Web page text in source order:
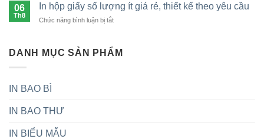
PDF
rẻ,
đẹp
55+
Mẫu
Hước,
06
Th8
In hộp giấy số lượng ít giá rẻ, thiết kế theo yêu cầu
Chức năng bình luận bị tắtở
giấy
DANH MỤC SẢN PHẨM
IN BAO BÌ
IN BAO THƯ
IN BIỂU MẪU